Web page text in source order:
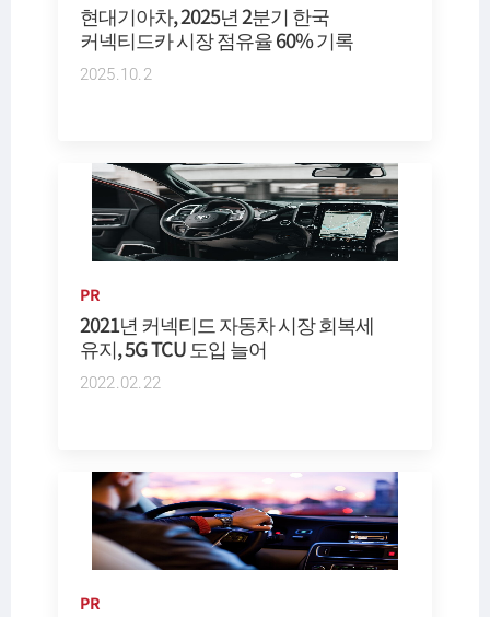
현대기아차, 2025년 2분기 한국
커넥티드카 시장 점유율 60% 기록
2025.10.2
PR
2021년 커넥티드 자동차 시장 회복세
유지, 5G TCU 도입 늘어
2022.02.22
PR